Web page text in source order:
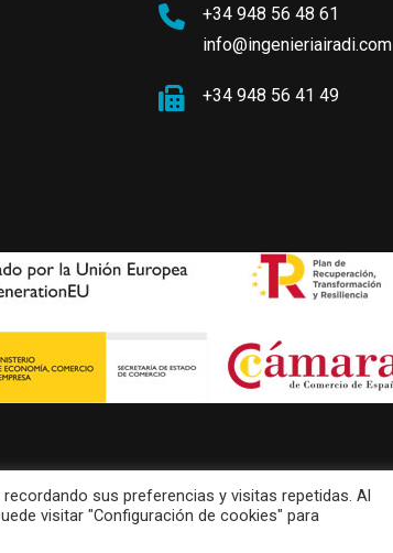
+34 948 56 48 61
info@ingenieriairadi.com
+34 948 56 41 49
sus preferencias y visitas repetidas. Al
visitar "Configuración de cookies" para